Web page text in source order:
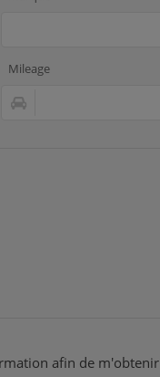
Mileage
afin de